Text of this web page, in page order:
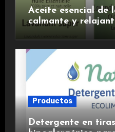
Aceite esencial de
calmante y
Productos
Detergente en